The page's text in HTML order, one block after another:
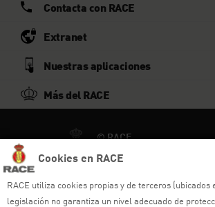
Cookies en RACE
RACE utiliza cookies propias y de terceros (ubicados
legislación no garantiza un nivel adecuado de
Contacta con RACE
Extranet
Nuestras aplicaciones
Más del RACE
© RACE
Ayuda y sitemap